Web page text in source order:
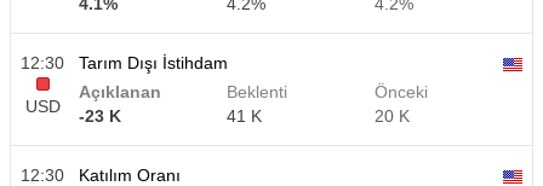
12:30
USD
Tarım Dışı İstihdam
Açıklanan
-23 K
Beklenti
41 K
Önceki
20 K
12:30
Katılım Oranı